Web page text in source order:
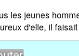
les jeunes
d'elle, il